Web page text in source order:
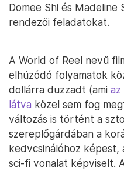
Domee Shi és
rendezői feladatokat.
A World of Reel nevű
elhúzódó folyamatok
dollárra duzzadt (ami az
látva közel sem fog
változás is történt a
szereplőgárdában a
kedvcsinálóhoz képest,
sci-fi vonalat képviselt.